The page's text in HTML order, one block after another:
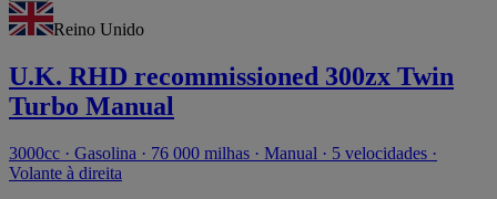
Reino Unido
U.K. RHD recommissioned 300zx Twin
Turbo Manual
3000cc · Gasolina · 76 000 milhas · Manual · 5 velocidades ·
Volante à direita